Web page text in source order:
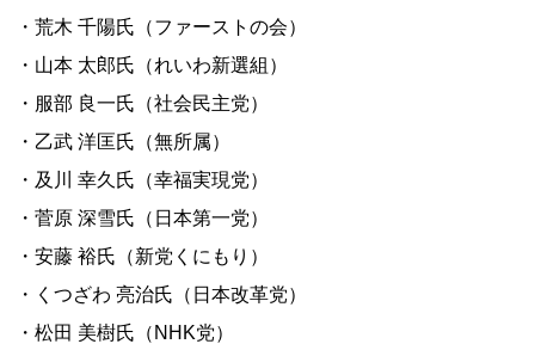
・荒木 千陽氏（ファーストの会）
・山本 太郎氏（れいわ新選組）
・服部 良一氏（社会民主党）
・乙武 洋匡氏（無所属）
・及川 幸久氏（幸福実現党）
・菅原 深雪氏（日本第一党）
・安藤 裕氏（新党くにもり）
・くつざわ 亮治氏（日本改革党）
・松田 美樹氏（NHK党）